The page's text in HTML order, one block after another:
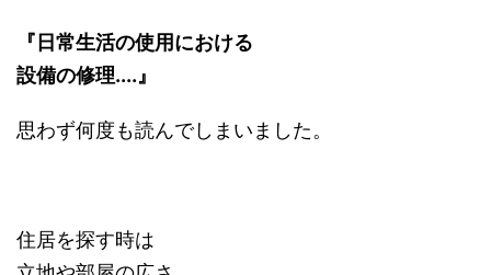
『日常生活の使用における
設備の修理....』
思わず何度も読んでしまいました。
住居を探す時は